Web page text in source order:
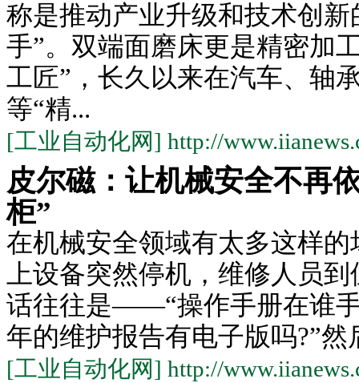
称是推动产业升级和技术创新
手”。双端面磨床更是精密加
工匠”，长久以来在汽车、轴
等“精...
[工业自动化网] http://
皮尔磁：让机械安全不再
柜”
在机械安全领域有太多这样
上设备突然停机，维修人员
话往往是——“操作手册在谁
年的维护报告有电子版吗?”然
[工业自动化网] http://